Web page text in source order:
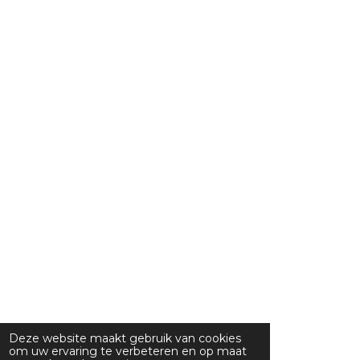
Deze website maakt gebruik van cookies
om uw ervaring te verbeteren en op maat